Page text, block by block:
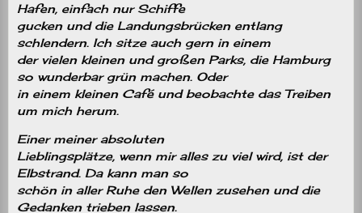
Hafen, einfach nur Schiffe
gucken und die Landungsbrücken entlang
schlendern. Ich sitze auch gern in einem
der vielen kleinen und großen Parks, die Hamburg
so wunderbar grün machen. Oder
in einem kleinen Café und beobachte das Treiben
um mich herum.
Einer meiner absoluten
Lieblingsplätze, wenn mir alles zu viel wird, ist der
Elbstrand. Da kann man so
schön in aller Ruhe den Wellen zusehen und die
Gedanken trieben lassen.